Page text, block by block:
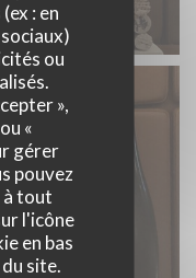
: en
ou
»,
«
gérer
pouvez
à tout
l'icône
en bas
site.